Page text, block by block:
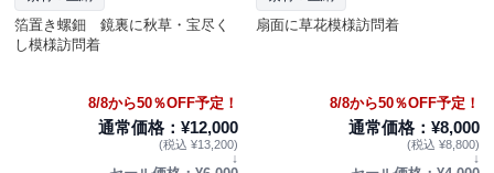
箔置き螺鈿 鏡裏に秋草・宝尽く
し模様訪問着
8/8から50％OFF予定！
通常価格：¥12,000
(税込 ¥13,200)
↓
扇面に草花模様訪問着
8/8から50％OFF予定！
通常価格：¥8,000
(税込 ¥8,800)
↓